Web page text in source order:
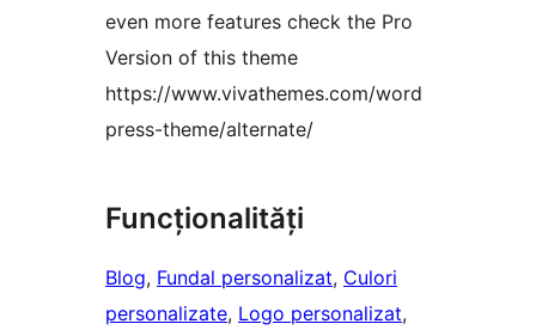
even more features check the Pro
Version of this theme
https://www.vivathemes.com/word
press-theme/alternate/
Funcționalități
Blog, Fundal personalizat, Culori
personalizate, Logo personalizat